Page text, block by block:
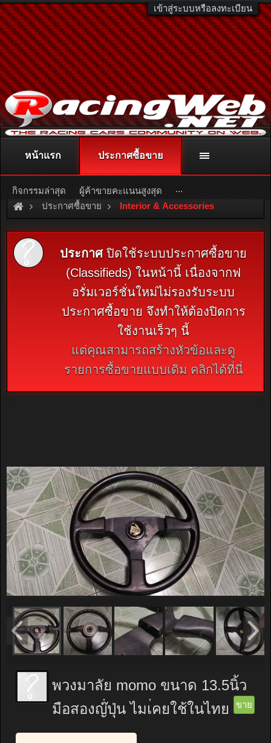
เข้าสู่ระบบหรือลงทะเบียน
ติดต่อลงโฆษณา racingweb@gmail.com
หรือโทร. 081-811-1138
หรืออ่านรายละเอียดเพิ่มเติม คลิกที่นี่
ประกาศซื้อขาย Interior & Accessories
ประกาศปิดใช้ระบบประกาศซื้อขาย
(Classifieds) ในหน้านี้ เนื่องจากฟ
อรั่มเวอร์ชั่นใหม่ไม่รองรับระบบ
ประกาศซื้อขาย จึงทำให้ต้องปิดการ
ใช้งานเร็วๆ นี้
แต่คุณสามารถสร้างหัวข้อและดู
รายการซื้อขายแบบเดิม คลิกได้ที่นี่
พวงมาลัย momo ขนาด 13.5นิ้ว
มือสองญ๊่ปุ่น ไมเ่คยใช้ในไทย
ขาย
หน้าแรก ประกาศซื้อขาย
กิจกรรมล่าสุด ผู้ค้าขายคะแนนสูงสุด ...